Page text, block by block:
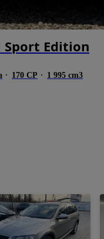
Sport Edition
170 CP 1 995 cm3